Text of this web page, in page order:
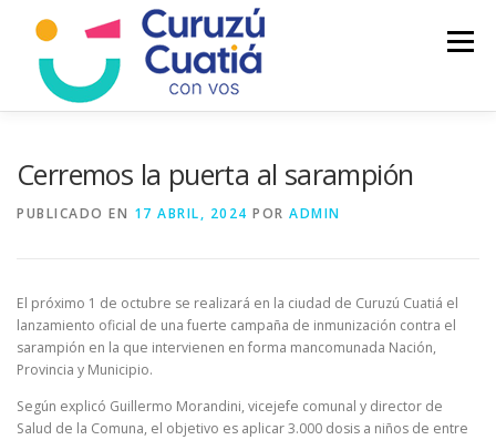
contenido
Menú
Cerremos la puerta al sarampión
PUBLICADO EN 17 ABRIL, 2024 POR ADMIN
El próximo 1 de octubre se realizará en la ciudad de Curuzú Cuatiá el
lanzamiento oficial de una fuerte campaña de inmunización contra el
sarampión en la que intervienen en forma mancomunada Nación,
Provincia y Municipio.
Según explicó Guillermo Morandini, vicejefe comunal y director de
Salud de la Comuna, el objetivo es aplicar 3.000 dosis a niños de entre